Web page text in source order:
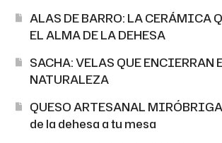
ALAS DE BARRO: LA CERÁMICA
EL ALMA DE LA DEHESA
SACHA: VELAS QUE ENCIERRAN
NATURALEZA
QUESO ARTESANAL
de la dehesa a tu mesa